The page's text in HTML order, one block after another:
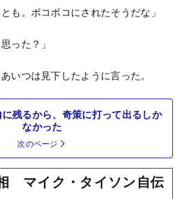
も。ボコボコにされたそうだな」
った？」
いつは見下したように言った。
残るから、奇策に打って出るしか
なかった
次のページ
マイク・タイソン自伝